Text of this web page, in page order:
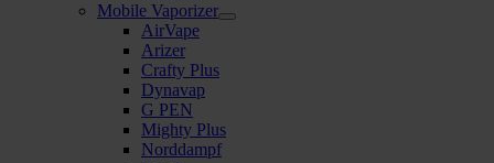
Mobile Vaporizer
AirVape
Arizer
Crafty Plus
Dynavap
G PEN
Mighty Plus
Norddampf